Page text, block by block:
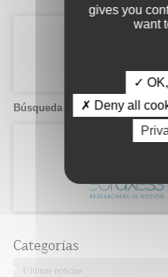
Búsqueda de candidatos
Categorías
Últimas noticias
gives you
want
✓ OK,
✗ Deny all